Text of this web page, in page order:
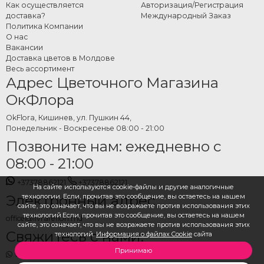
На сайте используются cookie-файлы и другие аналогичные
технологии. Если, прочитав это сообщение, вы остаетесь на нашем
сайте, это означает, что вы не возражаете против использования этих
технологий.Если, прочитав это сообщение, вы остаетесь на нашем
сайте, это означает, что вы не возражаете против использования этих
технологий.Информация о файлах Cookie сайта
Принимаю
как для интерьерного, так и для наружного декора и могут сочетаться с
круглыми шарами или другими видами шаров для более сложной
аранжировки.
Как заказать шары-сердца
с гелием онлайн
Выберите нужный цвет и размер в категории, укажите дату и адрес
доставке вовремя — чтобы сюрприз был готов именно тогда, когда нужно.
Как осуществляется
доставка?
Политика Компании
О нас
Вакансии
Доставка цветов в Молдове
Весь ассортимент
Авторизация/Регистрация
Международный Заказ
Адрес Цветочного Магазина
ОкФлора
OkFlora, Кишинев, ул. Пушкин 44,
Понедельник - Воскресенье 08:00 - 21:00
Позвоните нам: ежедневно с
08:00 - 21:00
+37378862121 +37378862121
Электронный адрес
office@livrareflori.md
Свяжитесь с нами:
whatsapp